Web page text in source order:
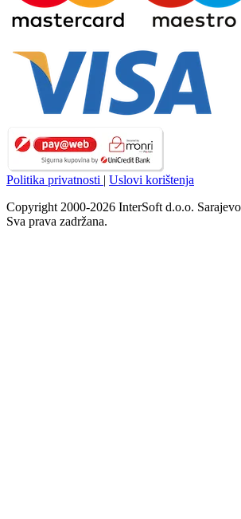
Politika privatnosti | Uslovi korištenja
Copyright 2000-2026 InterSoft d.o.o.
Sva prava zadržana.